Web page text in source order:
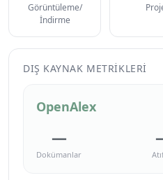
Görüntüleme/
İndirme
DIŞ KAYNAK METRIKLERI
OpenAlex
—
Dokümanlar